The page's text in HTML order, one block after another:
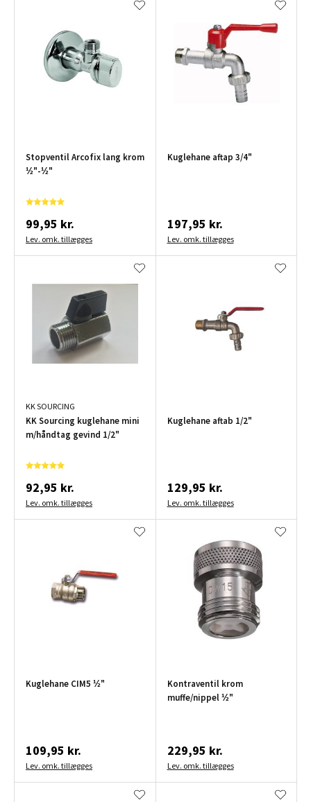
Stopventil Arcofix lang krom
½"-½"
99,95 kr.
Lev. omk. tillægges
Kuglehane aftap 3/4"
197,95 kr.
Lev. omk. tillægges
KK SOURCING
KK Sourcing kuglehane mini
m/håndtag gevind 1/2"
92,95 kr.
Lev. omk. tillægges
Kuglehane aftab 1/2"
129,95 kr.
Lev. omk. tillægges
Kuglehane CIM5 ½"
109,95 kr.
Lev. omk. tillægges
Kontraventil krom
muffe/nippel ½"
229,95 kr.
Lev. omk. tillægges